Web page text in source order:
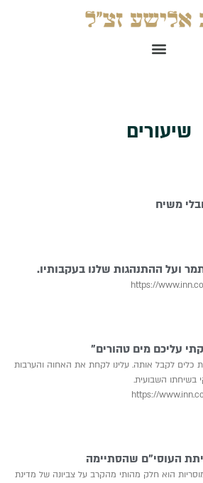
תפריט
שיעורים
משיח
ועל ההתנהגות שלנו בעקבותיו.
https://
עליכם מים טהורים”
כלים לקבל אותה. עלינו לקחת את האחוה והערבות
בשיחתו השבועית.
https://
העוסי”ם שהסתיימה
הוא חלק מהותי מהקרב על צביונה של מדינת
עמודעמודעמודעמוד